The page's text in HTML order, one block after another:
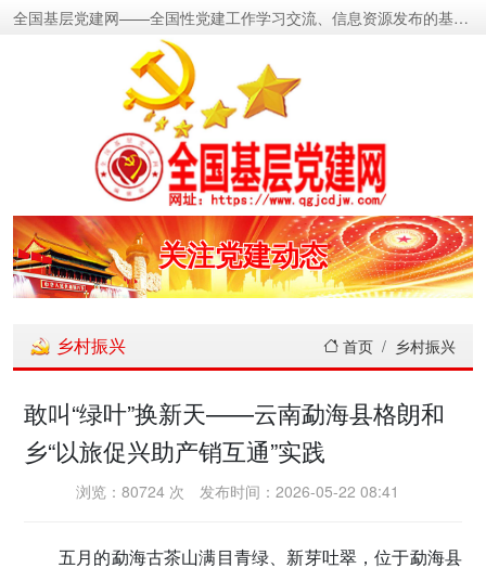
全国基层党建网——全国性党建工作学习交流、信息资源发布的基层党建新闻门户网
密切党群关系
传递党的声音
关注党建动态
传播党建理论
乡村振兴 首页 乡村振兴
敢叫“绿叶”换新天——云南勐海县格朗和
乡“以旅促兴助产销互通”实践
浏览：80724 次 发布时间：2026-05-22 08:41
五月的勐海古茶山满目青绿、新芽吐翠，位于勐海县